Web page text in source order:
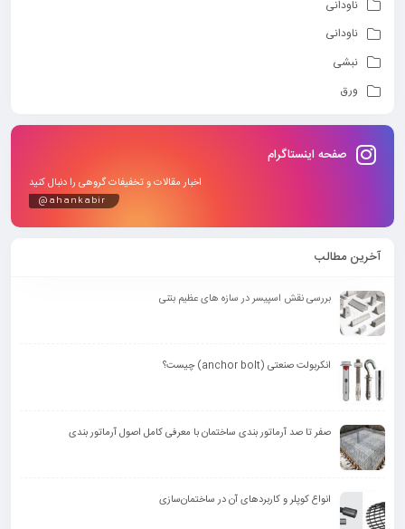
ناودانی
ناودانی
نبشی
ورق
صفحه اینستاگرام
اخبار مقالات و تخفیفات گروهی را دنبال کنید
@ahankabir
آخرین مطالب
بررسی نقش اسپیسر در سازه های عظیم بتنی
انکربولت صنعتی (anchor bolt) چیست؟
صفر تا صد آرماتور بندی ساختمان با معرفی کامل اصول آرماتور بندی
انواع کوپلر و کاربرد‌های آن در ساختمان‌سازی